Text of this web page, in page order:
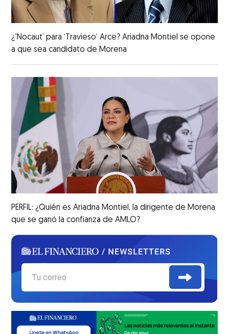
¿'Nocaut’ para ‘Travieso’ Arce? Ariadna Montiel se opone
a que sea candidato de Morena
PERFIL: ¿Quién es Ariadna Montiel, la dirigente de Morena
que se ganó la confianza de AMLO?